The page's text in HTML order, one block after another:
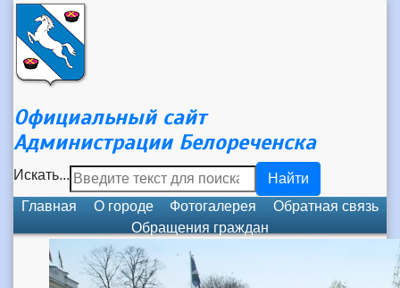
Официальный сайт
Администрации Белореченска
Искать...
Найти
Главная
О городе Фотогалерея
Обратная связь
Обращения граждан